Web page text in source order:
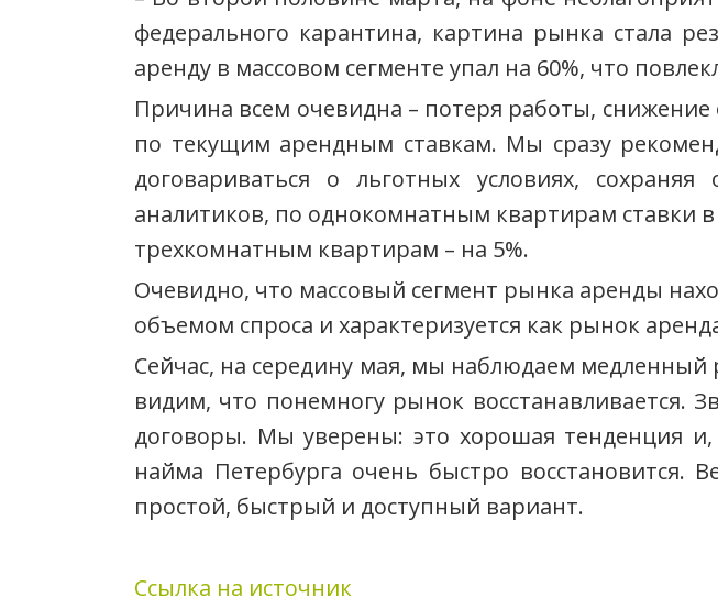
федерального карантина, картина рынка стала
аренду в массовом сегменте упал на 60%, что
Причина всем очевидна – потеря работы,
по текущим арендным ставкам. Мы сразу
договариваться о льготных условиях,
аналитиков, по однокомнатным квартирам ставки
трехкомнатным квартирам – на 5%.
Очевидно, что массовый сегмент рынка аренды
объемом спроса и характеризуется как рынок
Сейчас, на середину мая, мы наблюдаем медленный
видим, что понемногу рынок восстанавливается.
договоры. Мы уверены: это хорошая тенденция и,
найма Петербурга очень быстро
простой, быстрый и доступный вариант.
Ссылка на источник